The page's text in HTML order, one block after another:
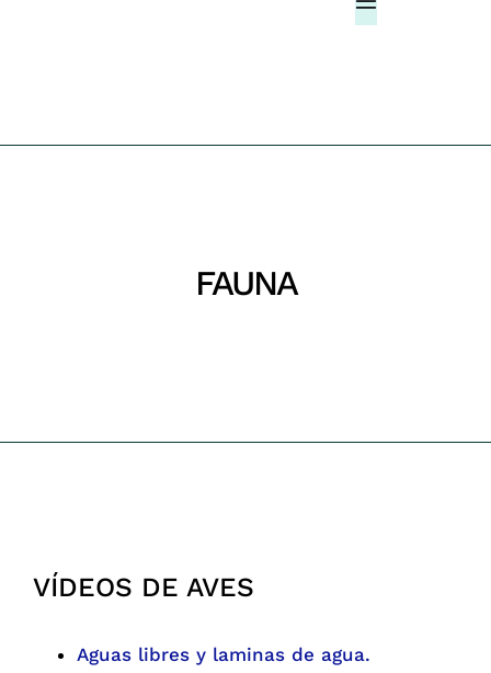
Toggle
Recursos
FAUNA
VÍDEOS DE AVES
Aguas libres y laminas de agua.